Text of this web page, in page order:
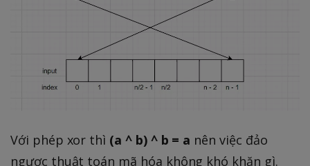
Với phép xor thì (a ^ b) ^ b = a nên việc đảo
ngược thuật toán mã hóa không khó khăn gì.